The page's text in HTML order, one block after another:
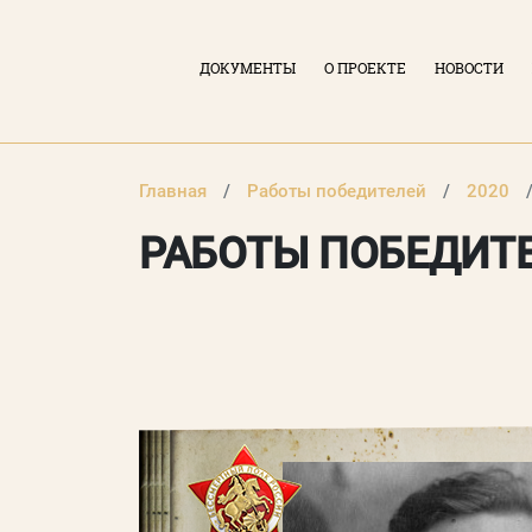
ДОКУМЕНТЫ О ПРОЕКТЕ НОВОСТИ
ВХОД В ЛИЧНЫЙ КАБИНЕТ
Главная Работы победителей 2020
РАБОТЫ